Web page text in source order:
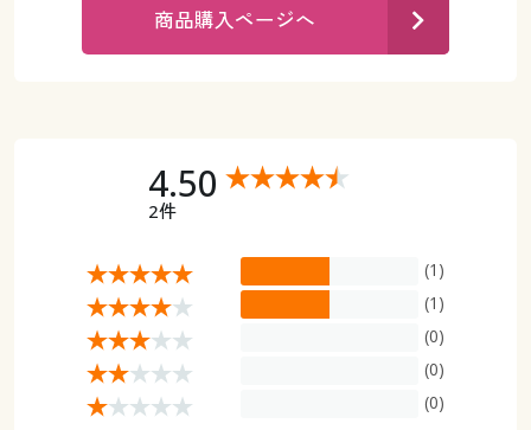
デジタルカタログ
閲覧履歴
お気に入り
サポート
カタログ無料プレゼント
お気に入り
サポート
ご利用ガイド
商品購入ページへ
4.50
2件
(1)
(1)
(0)
(0)
(0)